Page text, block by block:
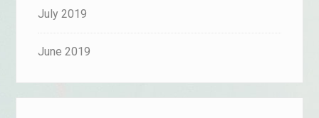
July 2019
June 2019